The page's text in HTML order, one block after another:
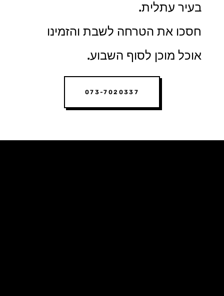
בעיר עתלית.
חסכו את הטרחה לשבת והזמינו
אוכל מוכן לסוף השבוע.
073-7020337